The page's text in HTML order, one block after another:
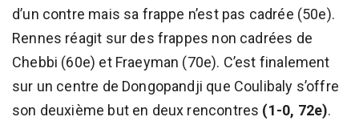
d’un contre mais sa frappe n’est pas cadrée (50e).
Rennes réagit sur des frappes non cadrées de
Chebbi (60e) et Fraeyman (70e). C’est finalement
sur un centre de Dongopandji que Coulibaly s’offre
son deuxième but en deux rencontres (1-0, 72e).